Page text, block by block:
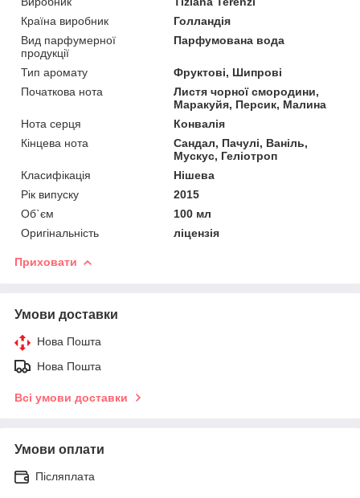
Країна виробник
Голландія
Вид парфумерної
продукції
Парфумована вода
Тип аромату
Фруктові, Шипрові
Початкова нота
Листя чорної смородини,
Маракуйя, Персик, Малина
Нота серця
Конвалія
Кінцева нота
Сандал, Пачулі, Ваніль,
Мускус, Геліотроп
Класифікація
Нішева
Рік випуску
2015
Об`єм
100 мл
Оригінальність
ліцензія
Приховати
Умови доставки
Нова Пошта
Нова Пошта
Всі умови доставки
Умови оплати
Післяплата